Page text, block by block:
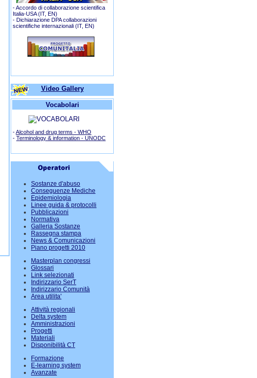
- Accordo di collaborazione scientifica
Italia-USA (IT, EN)
- Dichiarazione DPA collaborazioni
scientifiche internazionali (IT, EN)
Video Gallery
Vocabolari
-Alcohol and drug terms - WHO
- Terminology & information - UNODC
Sostanze d'abuso
Conseguenze Mediche
Epidemiologia
Linee guida & protocolli
Pubblicazioni
Normativa
Galleria Sostanze
Rassegna stampa
News & Comunicazioni
Piano progetti 2010
Masterplan congressi
Glossari
Link selezionati
Indirizzario SerT
Indirizzario Comunità
Area utilita'
Attività regionali
Delta system
Amministrazioni
Progetti
Materiali
Disponibilità CT
Formazione
E-learning system
Avanzate